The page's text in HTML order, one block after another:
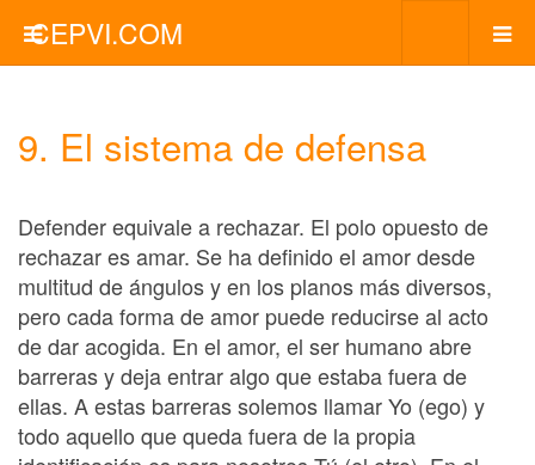
CEPVI.COM
9. El sistema de defensa
Defender equivale a rechazar. El polo opuesto de
rechazar es amar. Se ha definido el amor desde
multitud de ángulos y en los planos más diversos,
pero cada forma de amor puede reducirse al acto
de dar acogida. En el amor, el ser humano abre
barreras y deja entrar algo que estaba fuera de
ellas. A estas barreras solemos llamar Yo (ego) y
todo aquello que queda fuera de la propia